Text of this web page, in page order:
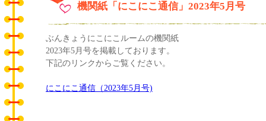
機関紙「にこにこ通信」2023年5月号
ぶんきょうにこにこルームの機関紙
2023年5月号を掲載しております。
下記のリンクからご覧ください。
にこにこ通信（2023年5月号)